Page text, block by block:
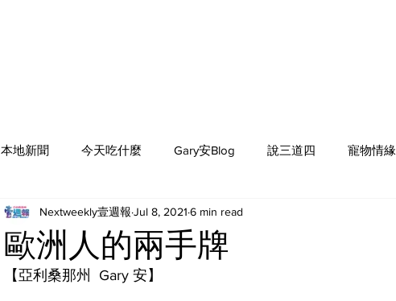
本地新聞 今天吃什麼 Gary安Blog 說三道四 寵物情緣
歐洲人的兩手牌
Nextweekly壹週報 Jul 8, 2021 6 min read
【亞利桑那州  Gary 安】